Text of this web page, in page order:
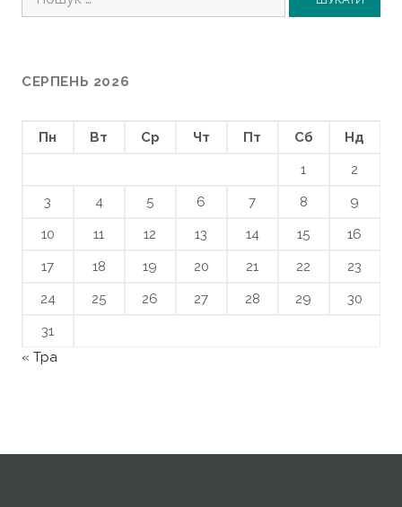
СЕРПЕНЬ 2026
Пн Вт Ср Чт Пт Сб
Нд
1
2
3
4 5 6 7 8
9
10
11 12 13 14 15
16
17
18 19 20 21 22
23
24
25 26 27 28 29
30
31
« Тра